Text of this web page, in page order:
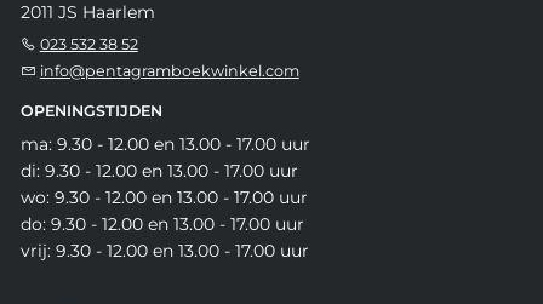
2011 JS Haarlem
023 532 38 52
info@pentagramboekwinkel.com
OPENINGSTIJDEN
ma: 9.30 - 12.00 en 13.00 - 17.00 uur
di: 9.30 - 12.00 en 13.00 - 17.00 uur
wo: 9.30 - 12.00 en 13.00 - 17.00 uur
do: 9.30 - 12.00 en 13.00 - 17.00 uur
vrij: 9.30 - 12.00 en 13.00 - 17.00 uur